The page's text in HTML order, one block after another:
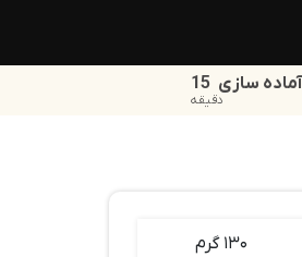
آماده سازی 15
دقیقه
۱۳۰ گرم